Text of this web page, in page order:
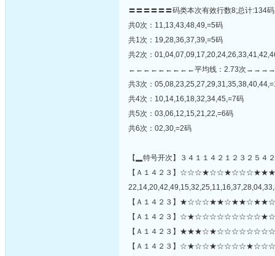
〓〓〓〓〓〓码类本次有效行数8;总计:134
共0次：11,13,43,48,49,=5码
共1次：19,28,36,37,39,=5码
共2次：
←←←←←←←←←平均线：2.73次
共3次：
共4次：10,14,16,18,32,34,45,=7码
共5次：03,06,12,15,21,22,=6码
共6次：02,30,=2码
【▂特号开次】３４１１４２１２３２５４
【Ａ１４２３】
【Ａ１４２３】
【Ａ１４２３】
【Ａ１４２３】
【Ａ１４２３】